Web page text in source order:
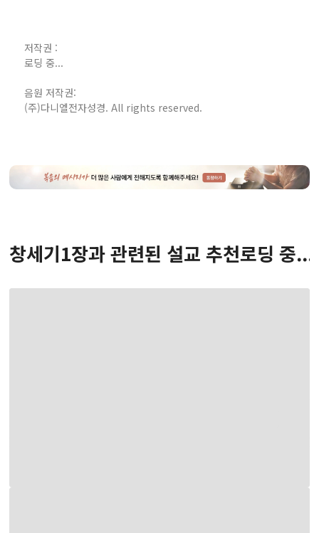
저작권 :
로딩 중...
음원 저작권:
(주)다니엘전자성경. All rights reserved.
창세기1장과 관련된 설교 추천로딩 중...